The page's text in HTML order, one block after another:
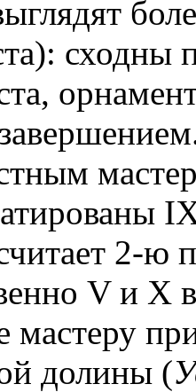
сходны
2-ю
V и Х
долины (